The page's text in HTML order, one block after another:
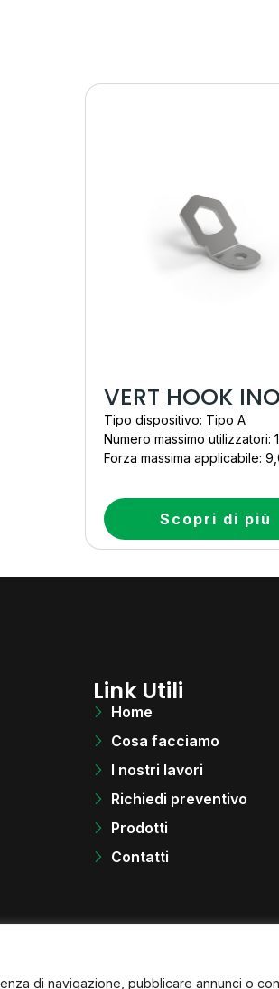
di navigazione, pubblicare annunci o
VERT HOOK
Tipo dispositivo: Tipo A
Numero massimo utilizzatori: 1
Forza massima applicabile:
Scopri di più
Link Utili
Home
Cosa facciamo
I nostri lavori
Richiedi preventivo
Prodotti
Contatti